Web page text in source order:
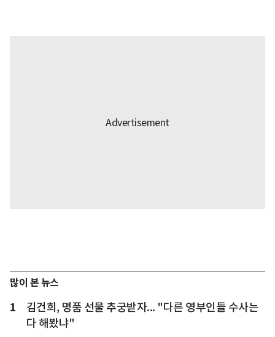
많이 본 뉴스
1
김건희, 명품 선물 추궁받자... "다른 영부인들 수사는
다 해봤냐"